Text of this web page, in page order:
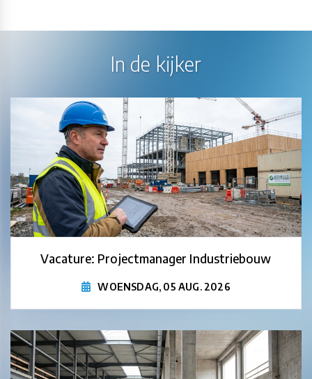
In de kijker
Vacature: Projectmanager Industriebouw
WOENSDAG, 05 AUG. 2026